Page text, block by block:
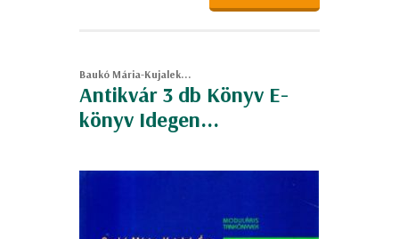
Baukó Mária-Kujalek...
Antikvár 3 db Könyv E-
könyv Idegen...